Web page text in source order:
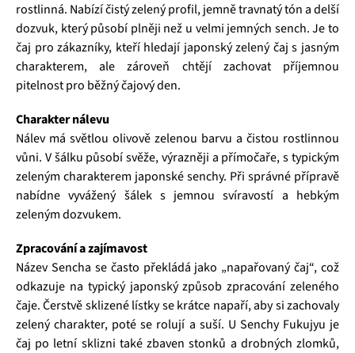
rostlinná. Nabízí čistý zelený profil, jemně travnatý tón a delší
dozvuk, který působí plněji než u velmi jemných sench. Je to
čaj pro zákazníky, kteří hledají japonský zelený čaj s jasným
charakterem, ale zároveň chtějí zachovat příjemnou
pitelnost pro běžný čajový den.
Charakter nálevu
Nálev má světlou olivově zelenou barvu a čistou rostlinnou
vůni. V šálku působí svěže, výrazněji a přímočaře, s typickým
zeleným charakterem japonské senchy. Při správné přípravě
nabídne vyvážený šálek s jemnou svíravostí a hebkým
zeleným dozvukem.
Zpracování a zajímavost
Název Sencha se často překládá jako „napařovaný čaj“, což
odkazuje na typický japonský způsob zpracování zeleného
čaje. Čerstvě sklizené lístky se krátce napaří, aby si zachovaly
zelený charakter, poté se rolují a suší. U Senchy Fukujyu je
čaj po letní sklizni také zbaven stonků a drobných zlomků,